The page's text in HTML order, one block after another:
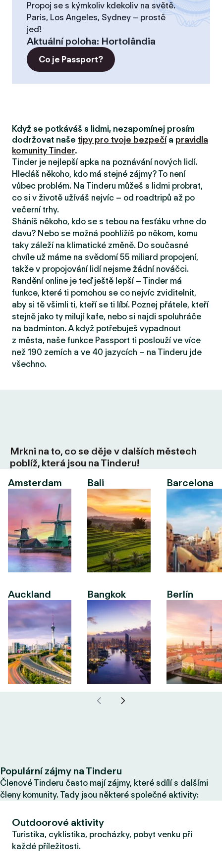
Propoj se s kýmkoliv kdekoliv na světě.
Paris, Los Angeles, Sydney – prostě
jeď!
Aktuální poloha: Hortolândia
Co je Passport?
Když se potkáváš s lidmi, nezapomínej prosím
dodržovat naše tipy pro tvoje bezpečía pravidla
komunity Tinder.
Tinder je nejlepší apka na poznávání nových lidí.
Hledáš někoho, kdo má stejné zájmy? To není
vůbec problém. Na Tinderu můžeš s lidmi probrat,
co si v životě užíváš nejvíc – od roadtripů až po
večerní trhy.
Sháníš někoho, kdo se s tebou na fesťáku vrhne do
davu? Nebo se možná poohlížíš po někom, komu
taky záleží na klimatické změně. Do současné
chvíle už máme na svědomí 55 miliard propojení,
takže v propojování lidí nejsme žádní nováčci.
Randění online je teď ještě lepší – Tinder má
funkce, které ti pomohou se co nejvíc zviditelnit,
aby si tě všimli ti, kteří se ti líbí. Poznej přátele, kteří
stejně jako ty milují kafe, nebo si najdi spoluhráče
na badminton. A když potřebuješ vypadnout
z města, naše funkce Passport ti poslouží ve více
než 190 zemích a ve 40 jazycích – na Tinderu jde
všechno.
Mrkni na to, co se děje v dalších městech
poblíž, která jsou na Tinderu!
Amsterdam
Auckland
Bali
Bangkok
Barcelona
Berlín
Populární zájmy na Tinderu
Členové Tinderu často mají zájmy, které sdílí s dalšími
členy komunity. Tady jsou některé společné aktivity:
Outdoorové aktivity
Turistika, cyklistika, procházky, pobyt venku při
každé příležitosti.